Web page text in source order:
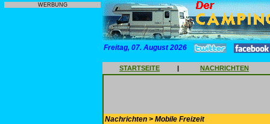
WERBUNG
Freitag, 07. August 2026
STARTSEITE | NACHRICHTEN
Nachrichten > Mobile Freizeit